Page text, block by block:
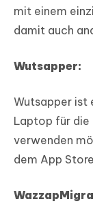
mit einem
damit auch
Wutsapper:
Wutsapper ist
Laptop für die
verwenden
dem App